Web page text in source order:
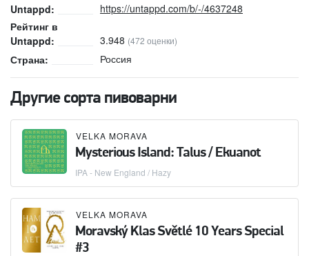
Untappd:
https://untappd.com/b/-/4637248
Рейтинг в
Untappd:
3.948 (472 оценки)
Страна: Россия
Другие сорта пивоварни
VELKA MORAVA
Mysterious Island: Talus / Ekuanot
IPA - New England / Hazy
VELKA MORAVA
Moravský Klas Světlé 10 Years Special
#3